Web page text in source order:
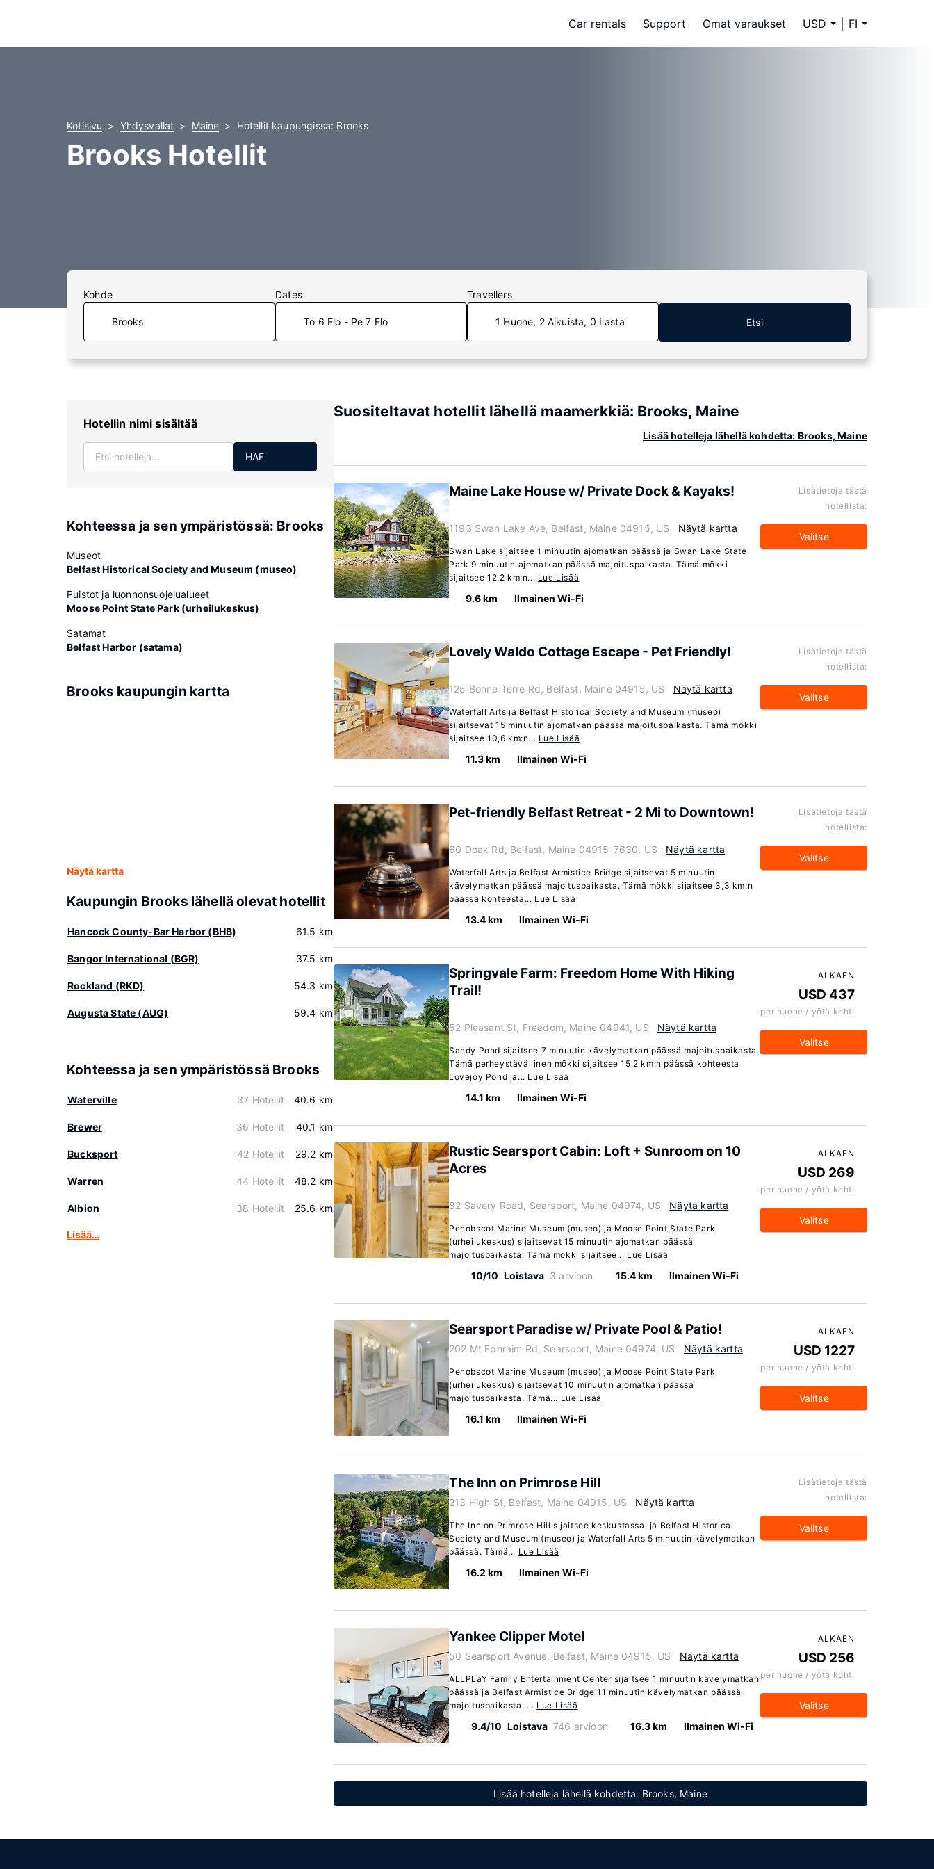
Car rentals Support Omat varaukset USD FI
Kotisivu Yhdysvallat Maine Hotellit kaupungissa: Brooks
Brooks Hotellit
Kohde Dates
To 6 Elo - Pe 7 Elo
Travellers
1 Huone, 2 Aikuista, 0 Lasta Etsi
Hotellin nimi sisältää
HAE
Kohteessa ja sen ympäristössä: Brooks
Museot
Belfast Historical Society and Museum (museo)
Puistot ja luonnonsuojelualueet
Moose Point State Park (urheilukeskus)
Satamat
Belfast Harbor (satama)
Brooks kaupungin kartta
Näytä kartta
Kaupungin Brooks lähellä olevat hotellit
Hancock County-Bar Harbor (BHB) 61.5 km
Bangor International (BGR) 37.5 km
Rockland (RKD) 54.3 km
Augusta State (AUG) 59.4 km
Kohteessa ja sen ympäristössä Brooks
Waterville 37 Hotellit 40.6 km
Brewer 36 Hotellit 40.1 km
Bucksport 42 Hotellit 29.2 km
Warren 44 Hotellit 48.2 km
Albion 38 Hotellit 25.6 km
Lisää…
Suositeltavat hotellit lähellä maamerkkiä: Brooks, Maine
Lisää hotelleja lähellä kohdetta: Brooks, Maine
Maine Lake House w/ Private Dock & Kayaks!
1193 Swan Lake Ave, Belfast, Maine 04915, US Näytä kartta
Swan Lake sijaitsee 1 minuutin ajomatkan päässä ja Swan Lake State
Park 9 minuutin ajomatkan päässä majoituspaikasta. Tämä mökki
sijaitsee 12,2 km:n... Lue Lisää
9.6 km Ilmainen Wi-Fi
Lisätietoja tästä
hotellista:
Valitse
Lovely Waldo Cottage Escape - Pet Friendly!
125 Bonne Terre Rd, Belfast, Maine 04915, US Näytä kartta
Waterfall Arts ja Belfast Historical Society and Museum (museo)
sijaitsevat 15 minuutin ajomatkan päässä majoituspaikasta. Tämä mökki
sijaitsee 10,6 km:n... Lue Lisää
11.3 km Ilmainen Wi-Fi
Lisätietoja tästä
hotellista:
Valitse
Pet-friendly Belfast Retreat - 2 Mi to Downtown!
60 Doak Rd, Belfast, Maine 04915-7630, US Näytä kartta
Waterfall Arts ja Belfast Armistice Bridge sijaitsevat 5 minuutin
kävelymatkan päässä majoituspaikasta. Tämä mökki sijaitsee 3,3 km:n
päässä kohteesta... Lue Lisää
13.4 km Ilmainen Wi-Fi
Lisätietoja tästä
hotellista:
Valitse
Springvale Farm: Freedom Home With Hiking
Trail!
52 Pleasant St, Freedom, Maine 04941, US Näytä kartta
Sandy Pond sijaitsee 7 minuutin kävelymatkan päässä majoituspaikasta.
Tämä perheystävällinen mökki sijaitsee 15,2 km:n päässä kohteesta
Lovejoy Pond ja... Lue Lisää
14.1 km Ilmainen Wi-Fi
ALKAEN
USD 437
per huone / yötä kohti
Valitse
Rustic Searsport Cabin: Loft + Sunroom on 10
Acres
82 Savery Road, Searsport, Maine 04974, US Näytä kartta
Penobscot Marine Museum (museo) ja Moose Point State Park
(urheilukeskus) sijaitsevat 15 minuutin ajomatkan päässä
majoituspaikasta. Tämä mökki sijaitsee... Lue Lisää
10/10 Loistava 3 arvioon 15.4 km Ilmainen Wi-Fi
ALKAEN
USD 269
per huone / yötä kohti
Valitse
Searsport Paradise w/ Private Pool & Patio!
202 Mt Ephraim Rd, Searsport, Maine 04974, US Näytä kartta
Penobscot Marine Museum (museo) ja Moose Point State Park
(urheilukeskus) sijaitsevat 10 minuutin ajomatkan päässä
majoituspaikasta. Tämä... Lue Lisää
16.1 km Ilmainen Wi-Fi
ALKAEN
USD 1227
per huone / yötä kohti
Valitse
The Inn on Primrose Hill
213 High St, Belfast, Maine 04915, US Näytä kartta
The Inn on Primrose Hill sijaitsee keskustassa, ja Belfast Historical
Society and Museum (museo) ja Waterfall Arts 5 minuutin kävelymatkan
päässä. Tämä... Lue Lisää
16.2 km Ilmainen Wi-Fi
Lisätietoja tästä
hotellista:
Valitse
Yankee Clipper Motel
50 Searsport Avenue, Belfast, Maine 04915, US Näytä kartta
ALLPLaY Family Entertainment Center sijaitsee 1 minuutin kävelymatkan
päässä ja Belfast Armistice Bridge 11 minuutin kävelymatkan päässä
majoituspaikasta. ... Lue Lisää
9.4/10 Loistava 746 arvioon 16.3 km Ilmainen Wi-Fi
ALKAEN
USD 256
per huone / yötä kohti
Valitse
Lisää hotelleja lähellä kohdetta: Brooks, Maine